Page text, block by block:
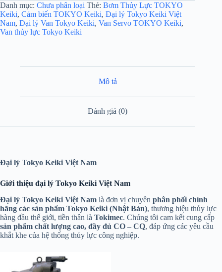
Danh mục: Chưa phân loại Thẻ: Bơm Thủy Lực TOKYO
Keiki, Cảm biến TOKYO Keiki, Đại lý Tokyo Keiki Việt
Nam, Đại lý Van Tokyo Keiki, Van Servo TOKYO Keiki,
Van thủy lực Tokyo Keiki
Mô tả
Đánh giá (0)
Đại lý Tokyo Keiki Việt Nam
Giới thiệu đại lý Tokyo Keiki Việt Nam
Đại lý Tokyo Keiki Việt Nam là đơn vị chuyên phân phối chính
hãng các sản phẩm Tokyo Keiki (Nhật Bản), thương hiệu thủy lực
hàng đầu thế giới, tiền thân là Tokimec. Chúng tôi cam kết cung cấp
sản phẩm chất lượng cao, đầy đủ CO – CQ, đáp ứng các yêu cầu
khắt khe của hệ thống thủy lực công nghiệp.